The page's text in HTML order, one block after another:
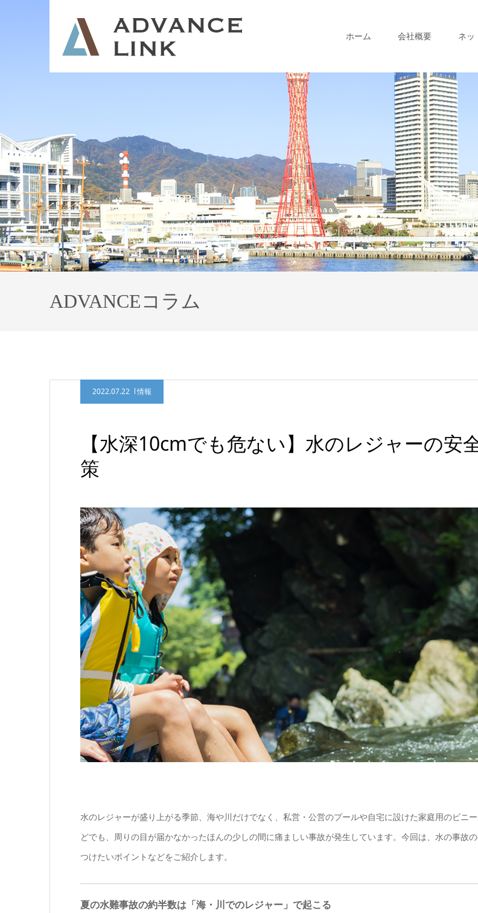
ホーム 会社概要 ネッ
ADVANCEコラム
2022.07.22 情報
【水深10cmでも危ない】水のレジャーの安
策
水のレジャーが盛り上がる季節、海や川だけでなく、私営・公営のプールや自宅に設けた家庭用のビニ
どでも、周りの目が届かなかったほんの少しの間に痛ましい事故が発生しています。今回は、水の事故
つけたいポイントなどをご紹介します。
夏の水難事故の約半数は「海・川でのレジャー」で起こる